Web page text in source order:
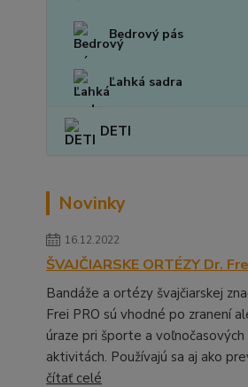
Bedrový pás
Ľahká sadra
DETI
Novinky
16.12.2022
ŠVAJČIARSKE ORTÉZY Dr.
Bandáže a ortézy švajčiarskej
Frei PRO sú vhodné po zranení
úraze pri športe a voľnočasových
aktivitách. Používajú sa aj ako
čítať celé